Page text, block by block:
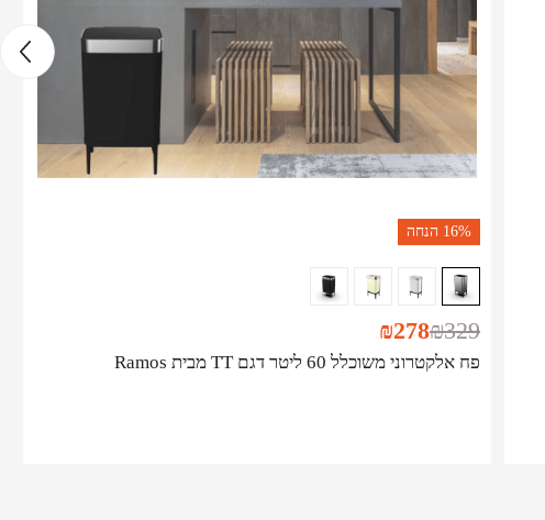
16% הנחה
פח אלקטרוני משוכלל 60 ליטר דגם TT מבית Ramos
₪329
₪278